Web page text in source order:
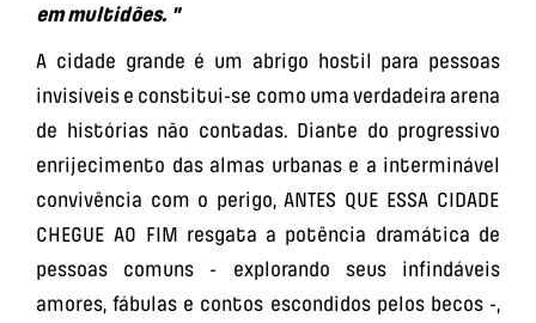
em multidões. "
A cidade grande é um abrigo hostil para pessoas
invisíveis e constitui-se como uma verdadeira arena
de histórias não contadas. Diante do progressivo
enrijecimento das almas urbanas e a interminável
convivência com o perigo, ANTES QUE ESSA CIDADE
CHEGUE AO FIM resgata a potência dramática de
pessoas comuns - explorando seus infindáveis
amores, fábulas e contos escondidos pelos becos -,